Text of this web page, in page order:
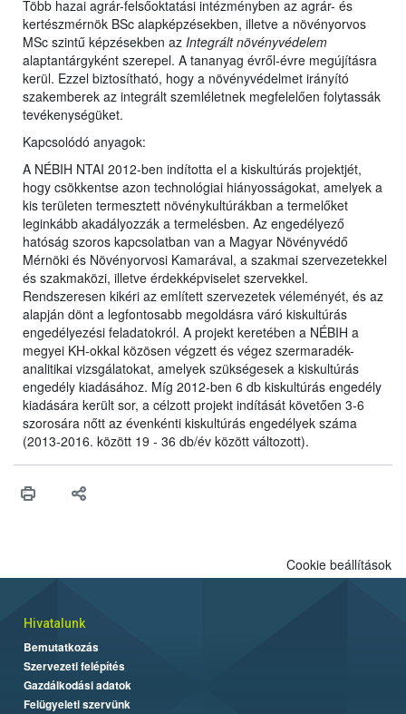
Több hazai agrár-felsőoktatási intézményben az agrár- és
kertészmérnök BSc alapképzésekben, illetve a növényorvos
MSc szintű képzésekben az Integrált növényvédelem
alaptantárgyként szerepel. A tananyag évről-évre megújításra
kerül. Ezzel biztosítható, hogy a növényvédelmet irányító
szakemberek az integrált szemléletnek megfelelően folytassák
tevékenységüket.
Kapcsolódó anyagok:
A NÉBIH NTAI 2012-ben indította el a kiskultúrás projektjét,
hogy csökkentse azon technológiai hiányosságokat, amelyek a
kis területen termesztett növénykultúrákban a termelőket
leginkább akadályozzák a termelésben. Az engedélyező
hatóság szoros kapcsolatban van a Magyar Növényvédő
Mérnöki és Növényorvosi Kamarával, a szakmai szervezetekkel
és szakmaközi, illetve érdekképviselet szervekkel.
Rendszeresen kikéri az említett szervezetek véleményét, és az
alapján dönt a legfontosabb megoldásra váró kiskultúrás
engedélyezési feladatokról. A projekt keretében a NÉBIH a
megyei KH-okkal közösen végzett és végez szermaradék-
analitikai vizsgálatokat, amelyek szükségesek a kiskultúrás
engedély kiadásához. Míg 2012-ben 6 db kiskultúrás engedély
kiadására került sor, a célzott projekt indítását követően 3-6
szorosára nőtt az évenkénti kiskultúrás engedélyek száma
(2013-2016. között 19 - 36 db/év között változott).
Cookie beállítások
Hivatalunk
Bemutatkozás
Szervezeti felépítés
Gazdálkodási adatok
Felügyeleti szervünk